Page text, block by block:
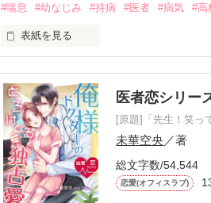
#喘息 #幼なじみ #持病 #医者 #病気 #高
表紙を見る
沢田 梨々華。
梨々華の主治医の息子で梨々華と同い
笹木 悠斗。
医者恋シリー
[原題]「先生！笑っ
未華空央 ／著
総文字数/54,544
恋愛(オフィスラブ)